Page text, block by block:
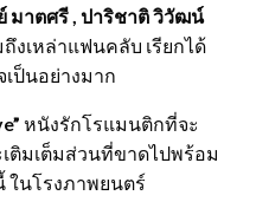
มาตศรี , ปาริชาติวิวัฒน์
ถึงเหล่าแฟนคลับ เรียกได้
ป็นอย่างมาก
” หนังรักโรแมนติกที่จะ
ติมเต็มส่วนที่ขาดไปพร้อม
ในโรงภาพยนตร์